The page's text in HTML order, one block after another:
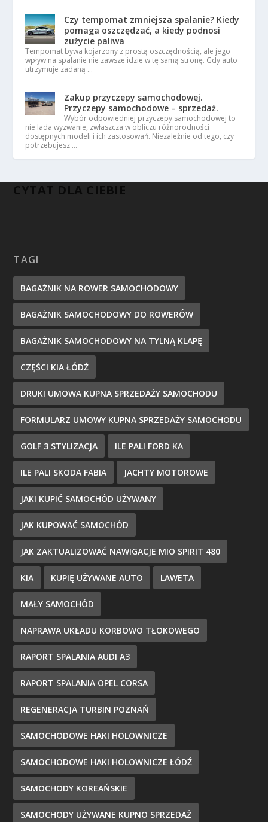
Czy tempomat zmniejsza spalanie? Kiedy
pomaga oszczędzać, a kiedy podnosi
zużycie paliwa
Tempomat bywa kojarzony z prostą oszczędnością, ale jego
wpływ na spalanie nie zawsze idzie w tę samą stronę. Gdy auto
utrzymuje zadaną …
Zakup przyczepy samochodowej.
Przyczepy samochodowe – sprzedaż.
Wybór odpowiedniej przyczepy samochodowej to
nie lada wyzwanie, zwłaszcza w obliczu różnorodności
dostępnych modeli i ich zastosowań. Niezależnie od tego, czy
potrzebujesz …
CYTAT DLA CIEBIE
TAGI
BAGAŻNIK NA ROWER SAMOCHODOWY
BAGAŻNIK SAMOCHODOWY DO ROWERÓW
BAGAŻNIK SAMOCHODOWY NA TYLNĄ KLAPĘ
CZĘŚCI KIA ŁÓDŹ
DRUKI UMOWA KUPNA SPRZEDAŻY SAMOCHODU
FORMULARZ UMOWY KUPNA SPRZEDAŻY SAMOCHODU
GOLF 3 STYLIZACJA ILE PALI FORD KA
ILE PALI SKODA FABIA JACHTY MOTOROWE
JAKI KUPIĆ SAMOCHÓD UŻYWANY
JAK KUPOWAĆ SAMOCHÓD
JAK ZAKTUALIZOWAĆ NAWIGACJE MIO SPIRIT 480
KIA KUPIĘ UŻYWANE AUTO LAWETA
MAŁY SAMOCHÓD
NAPRAWA UKŁADU KORBOWO TŁOKOWEGO
RAPORT SPALANIA AUDI A3
RAPORT SPALANIA OPEL CORSA
REGENERACJA TURBIN POZNAŃ
SAMOCHODOWE HAKI HOLOWNICZE
SAMOCHODOWE HAKI HOLOWNICZE ŁÓDŹ
SAMOCHODY KOREAŃSKIE
SAMOCHODY UŻYWANE KUPNO SPRZEDAŻ